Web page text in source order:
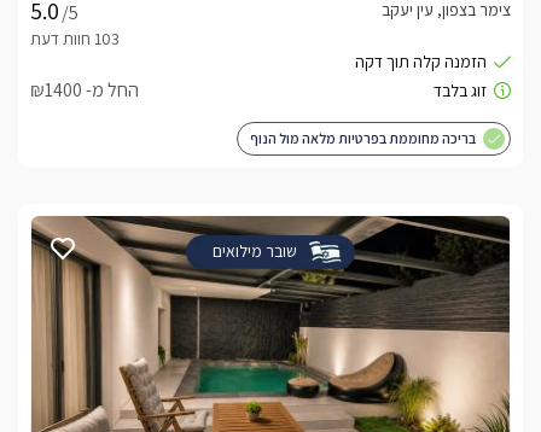
/5
צימר בצפון, עין יעקב
החל מ- ₪1400
בריכה מחוממת בפרטיות מלאה מול הנוף
שובר מילואים